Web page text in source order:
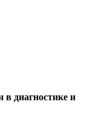
в диагностике и